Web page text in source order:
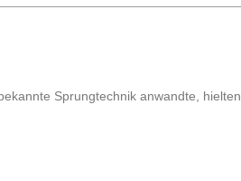
Sprungtechnik anwandte, hielten